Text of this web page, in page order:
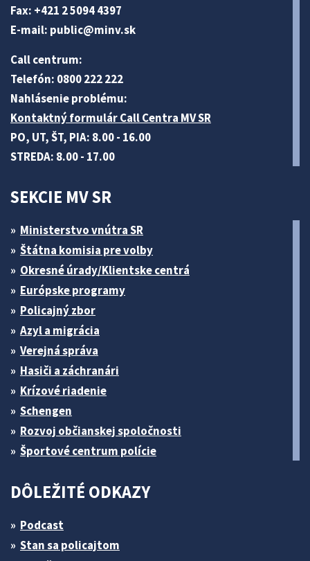
Fax: +421 2 5094 4397
E-mail: public@minv.sk
Call centrum:
Telefón: 0800 222 222
Nahlásenie problému:
Kontaktný formulár Call Centra MV SR
PO, UT, ŠT, PIA: 8.00 - 16.00
STREDA: 8.00 - 17.00
SEKCIE MV SR
Ministerstvo vnútra SR
Štátna komisia pre volby
Okresné úrady/Klientske centrá
Európske programy
Policajný zbor
Azyl a migrácia
Verejná správa
Hasiči a záchranári
Krízové riadenie
Schengen
Rozvoj občianskej spoločnosti
Športové centrum polície
DÔLEŽITÉ ODKAZY
Podcast
Stan sa policajtom